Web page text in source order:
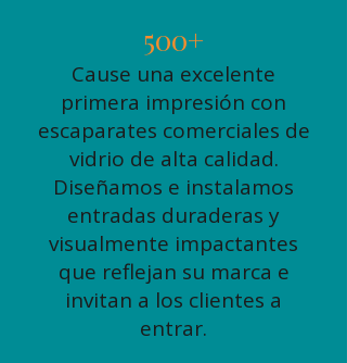
500+
Cause una excelente
primera impresión con
escaparates comerciales de
vidrio de alta calidad.
Diseñamos e instalamos
entradas duraderas y
visualmente impactantes
que reflejan su marca e
invitan a los clientes a
entrar.